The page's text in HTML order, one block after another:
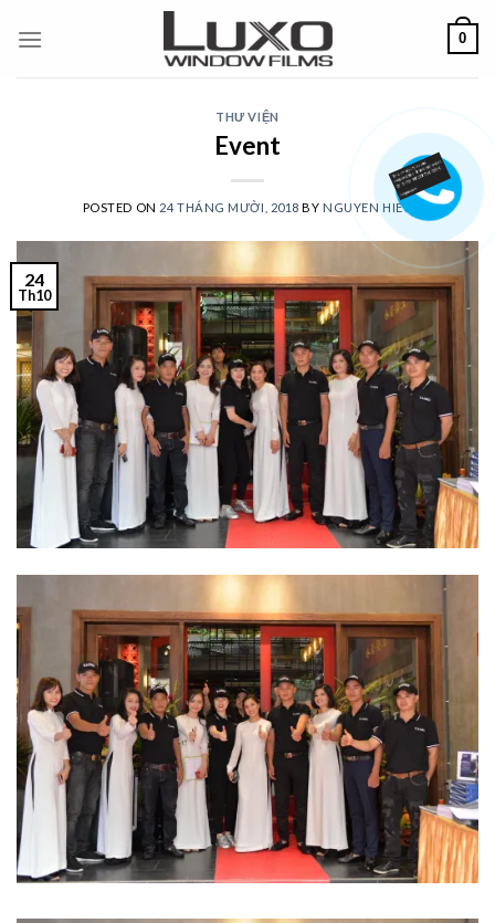
0
THƯ VIỆN
Event
POSTED ON 24 THÁNG MƯỜI, 2018 BY NGUYEN HIEU
24
Th10